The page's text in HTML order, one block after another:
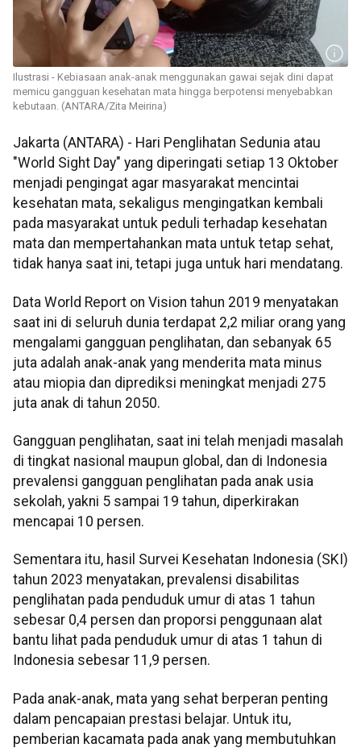
Ilustrasi - Kebiasaan anak-anak menggunakan gawai sejak dini dapat
memicu gangguan kesehatan mata hingga berpotensi menyebabkan
kebutaan. (ANTARA/Zita Meirina)
Jakarta (ANTARA) - Hari Penglihatan Sedunia atau
"World Sight Day" yang diperingati setiap 13 Oktober
menjadi pengingat agar masyarakat mencintai
kesehatan mata, sekaligus mengingatkan kembali
pada masyarakat untuk peduli terhadap kesehatan
mata dan mempertahankan mata untuk tetap sehat,
tidak hanya saat ini, tetapi juga untuk hari mendatang.
Data World Report on Vision tahun 2019 menyatakan
saat ini di seluruh dunia terdapat 2,2 miliar orang yang
mengalami gangguan penglihatan, dan sebanyak 65
juta adalah anak-anak yang menderita mata minus
atau miopia dan diprediksi meningkat menjadi 275
juta anak di tahun 2050.
Gangguan penglihatan, saat ini telah menjadi masalah
di tingkat nasional maupun global, dan di Indonesia
prevalensi gangguan penglihatan pada anak usia
sekolah, yakni 5 sampai 19 tahun, diperkirakan
mencapai 10 persen.
Sementara itu, hasil Survei Kesehatan Indonesia (SKI)
tahun 2023 menyatakan, prevalensi disabilitas
penglihatan pada penduduk umur di atas 1 tahun
sebesar 0,4 persen dan proporsi penggunaan alat
bantu lihat pada penduduk umur di atas 1 tahun di
Indonesia sebesar 11,9 persen.
Pada anak-anak, mata yang sehat berperan penting
dalam pencapaian prestasi belajar. Untuk itu,
pemberian kacamata pada anak yang membutuhkan